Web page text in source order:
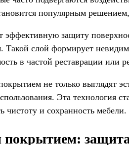
популярным
эффективную защиту
слой формирует
в частой реставрации или
не только выглядят
Эта технология
чистоту и сохранность мебели.